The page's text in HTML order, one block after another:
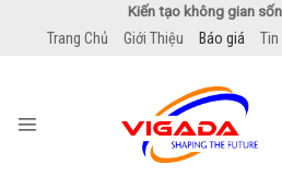
Kiến tạo không gian
Trang Chủ Giới Thiệu Báo giá